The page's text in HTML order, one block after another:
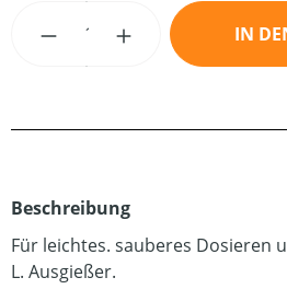
Produkt Anzahl: Gib
IN
Beschreibung
Für leichtes. sauberes Dosieren
L. Ausgießer.